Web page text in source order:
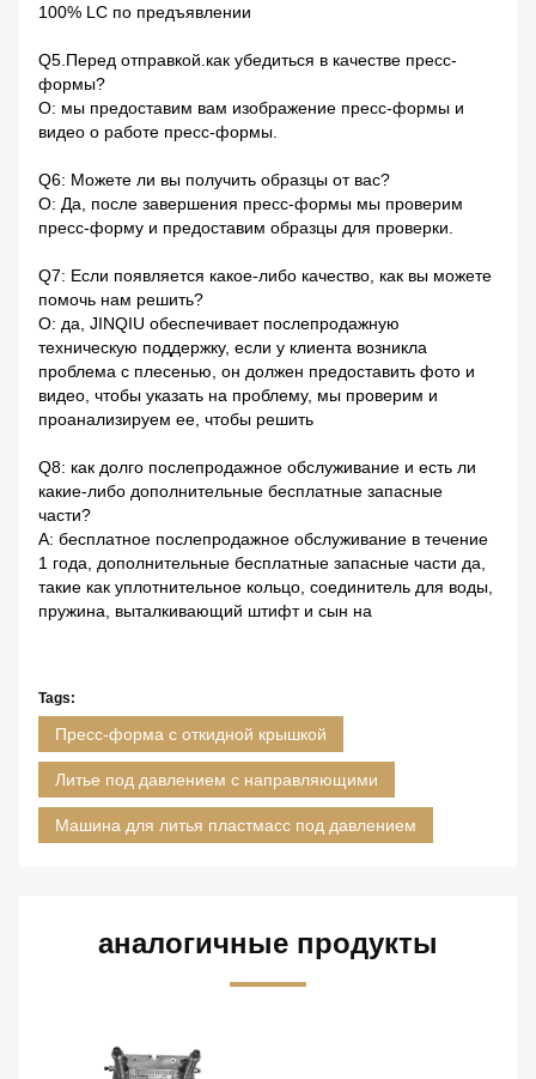
100% LC по предъявлении
Q5.Перед отправкой.как убедиться в качестве пресс-
формы?
О: мы предоставим вам изображение пресс-формы и
видео о работе пресс-формы.
Q6: Можете ли вы получить образцы от вас?
О: Да, после завершения пресс-формы мы проверим
пресс-форму и предоставим образцы для проверки.
Q7: Если появляется какое-либо качество, как вы можете
помочь нам решить?
О: да, JINQIU обеспечивает послепродажную
техническую поддержку, если у клиента возникла
проблема с плесенью, он должен предоставить фото и
видео, чтобы указать на проблему, мы проверим и
проанализируем ее, чтобы решить
Q8: как долго послепродажное обслуживание и есть ли
какие-либо дополнительные бесплатные запасные
части?
A: бесплатное послепродажное обслуживание в течение
1 года, дополнительные бесплатные запасные части да,
такие как уплотнительное кольцо, соединитель для воды,
пружина, выталкивающий штифт и сын на
Tags:
Пресс-форма с откидной крышкой
Литье под давлением с направляющими
Машина для литья пластмасс под давлением
аналогичные продукты